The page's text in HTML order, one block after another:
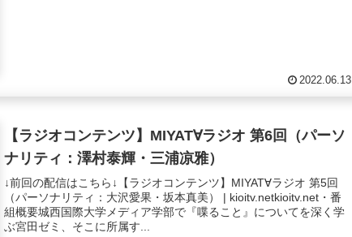
2022.06.13
【ラジオコンテンツ】MIYAT∀ラジオ 第6回（パーソ
ナリティ：澤村泰輝・三浦凉雅）
↓前回の配信はこちら↓【ラジオコンテンツ】MIYAT∀ラジオ 第5回
（パーソナリティ：大沢愛果・坂本真美） | kioitv.netkioitv.net・番
組概要城西国際大学メディア学部で『喋ること』についてを深く学
ぶ宮田ゼミ、そこに所属す...